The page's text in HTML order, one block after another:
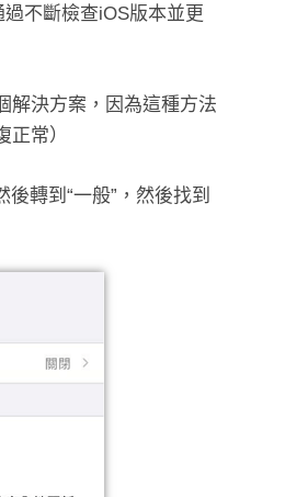
不斷檢查iOS版本並更
解決方案，因為這種方法
常）
轉到“一般”，然後找到